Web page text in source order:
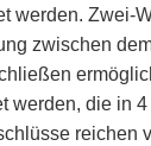
werden. Zwei-
zwischen
werden, die in
reichen